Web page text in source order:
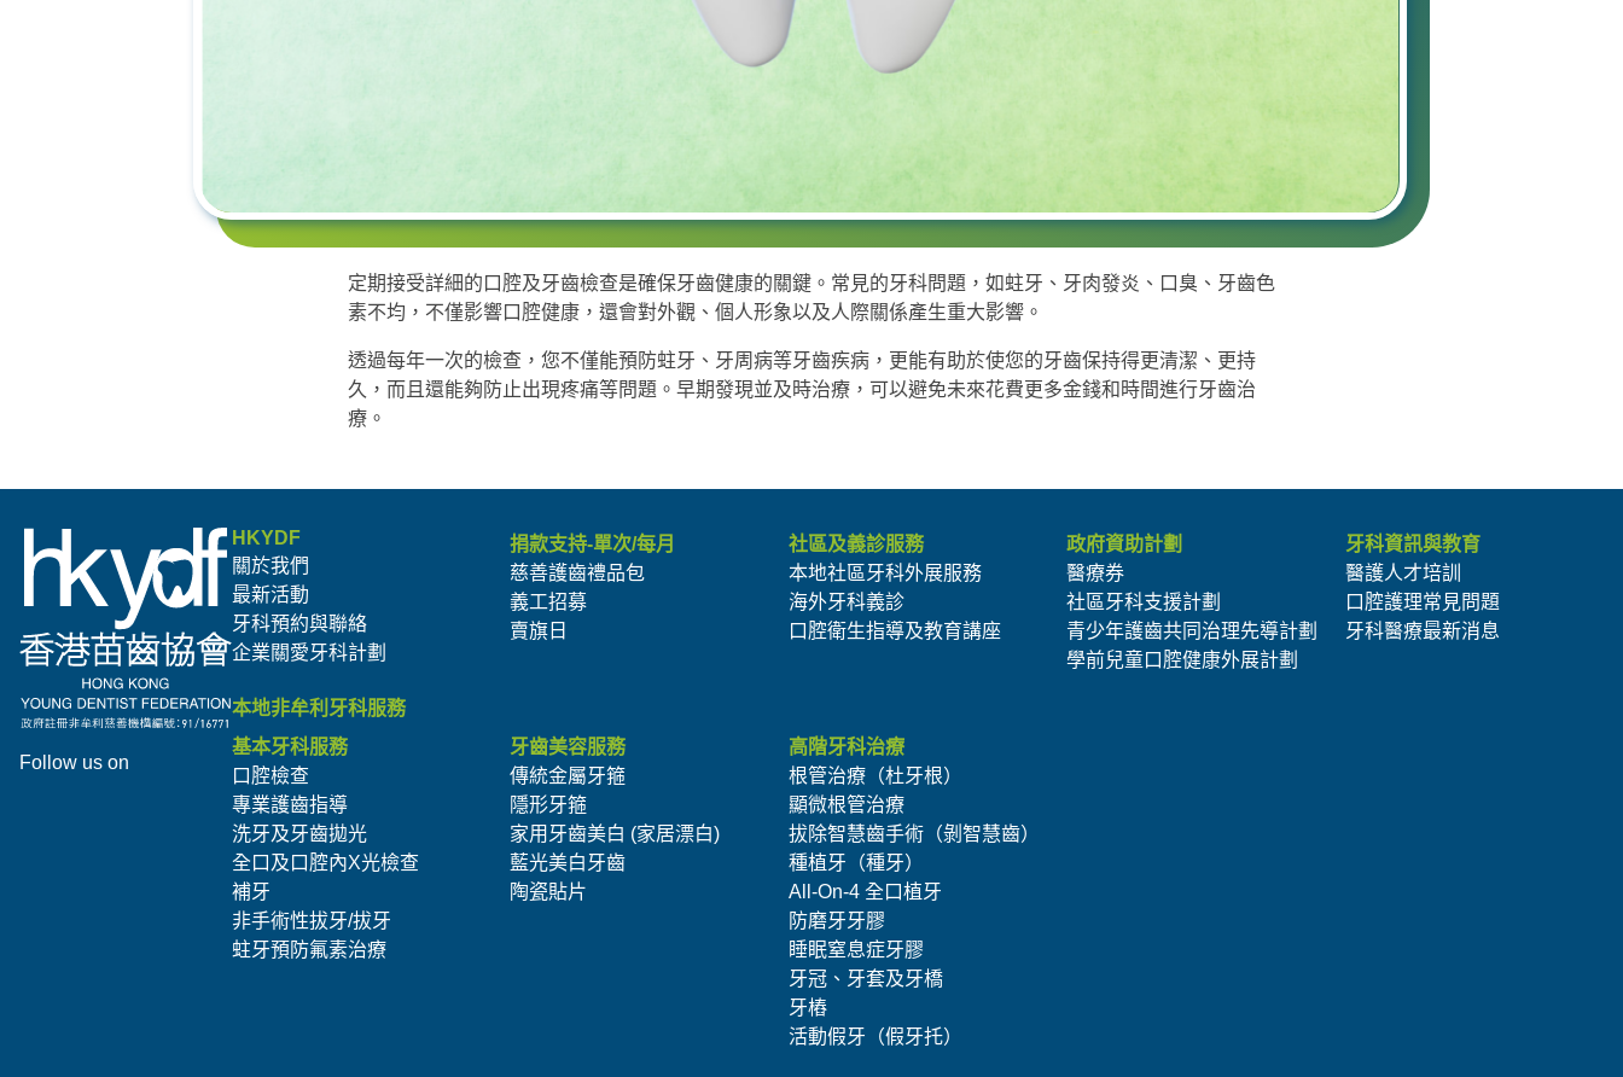
定期接受詳細的口腔及牙齒檢查是確保牙齒健康的關鍵。常見的牙科問題，如蛀牙、牙肉發炎、口臭、牙齒色
素不均，不僅影響口腔健康，還會對外觀、個人形象以及人際關係產生重大影響。
透過每年一次的檢查，您不僅能預防蛀牙、牙周病等牙齒疾病，更能有助於使您的牙齒保持得更清潔、更持
久，而且還能夠防止出現疼痛等問題。早期發現並及時治療，可以避免未來花費更多金錢和時間進行牙齒治
療。
Follow us on
HKYDF
關於我們
最新活動
牙科預約與聯絡
企業關愛牙科計劃
捐款支持-單次/每月
慈善護齒禮品包
義工招募
賣旗日
社區及義診服務
本地社區牙科外展服務
海外牙科義診
口腔衛生指導及教育講座
政府資助計劃
醫療券
社區牙科支援計劃
青少年護齒共同治理先導計劃
學前兒童口腔健康外展計劃
牙科資訊與教育
醫護人才培訓
口腔護理常見問題
牙科醫療最新消息
本地非牟利牙科服務
基本牙科服務
口腔檢查
專業護齒指導
洗牙及牙齒拋光
全口及口腔內X光檢查
補牙
非手術性拔牙/拔牙
蛀牙預防氟素治療
牙齒美容服務
傳統金屬牙箍
隱形牙箍
家用牙齒美白 (家居漂白)
藍光美白牙齒
陶瓷貼片
高階牙科治療
根管治療（杜牙根）
顯微根管治療
拔除智慧齒手術（剝智慧齒）
種植牙（種牙）
All-On-4 全口植牙
防磨牙牙膠
睡眠窒息症牙膠
牙冠、牙套及牙橋
牙樁
活動假牙（假牙托）